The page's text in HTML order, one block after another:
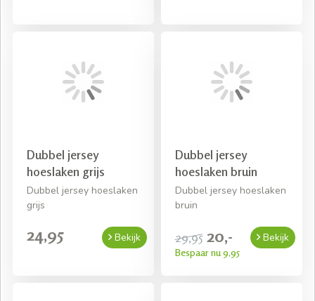
Dubbel jersey
hoeslaken grijs
Dubbel jersey hoeslaken
grijs
24,95 Bekijk
Dubbel jersey
hoeslaken bruin
Dubbel jersey hoeslaken
bruin
29,95 20,-
Bespaar nu 9,95
Bekijk